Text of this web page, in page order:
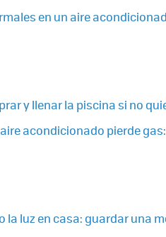
en un aire
y llenar la piscina si no
acondicionado pierde
la luz en casa: guardar una